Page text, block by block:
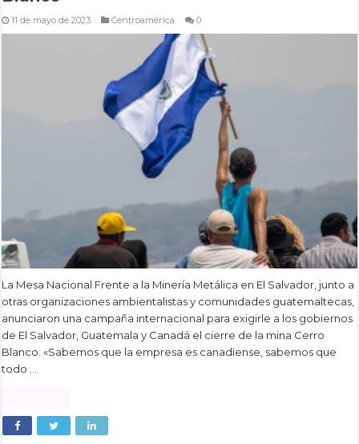
11 de mayo de 2023 Centroamérica 0
La Mesa Nacional Frente a la Minería Metálica en El Salvador, junto a
otras organizaciones ambientalistas y comunidades guatemaltecas,
anunciaron una campaña internacional para exigirle a los gobiernos
de El Salvador, Guatemala y Canadá el cierre de la mina Cerro
Blanco. «Sabemos que la empresa es canadiense, sabemos que
todo …